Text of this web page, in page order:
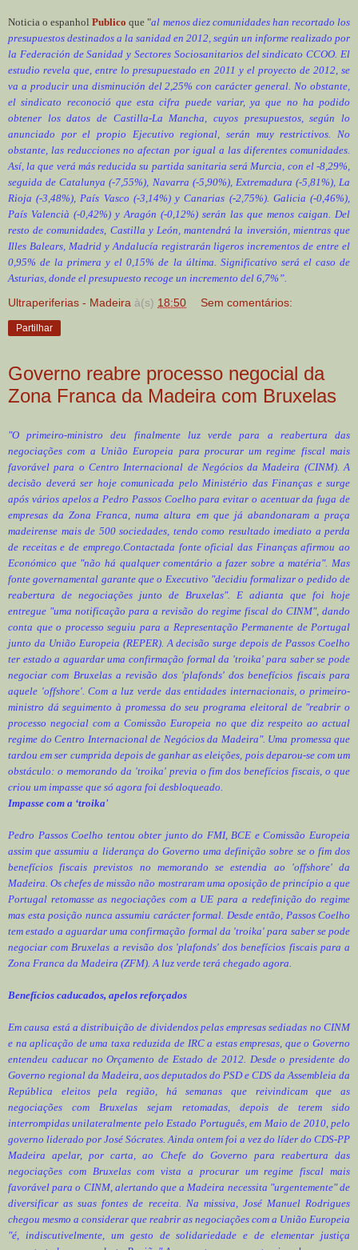
Noticia o espanholPublico que "al menos diez comunidades han recortado los
presupuestos destinados a la sanidad en 2012, según un informe realizado por
la Federación de Sanidad y Sectores Sociosanitarios del sindicato CCOO. El
estudio revela que, entre lo presupuestado en 2011 y el proyecto de 2012, se
va a producir una disminución del 2,25% con carácter general. No obstante,
el sindicato reconoció que esta cifra puede variar, ya que no ha podido
obtener los datos de Castilla-La Mancha, cuyos presupuestos, según lo
anunciado por el propio Ejecutivo regional, serán muy restrictivos. No
obstante, las reducciones no afectan por igual a las diferentes comunidades.
Así, la que verá más reducida su partida sanitaria será Murcia, con el -8,29%,
seguida de Catalunya (-7,55%), Navarra (-5,90%), Extremadura (-5,81%), La
Rioja (-3,48%), País Vasco (-3,14%) y Canarias (-2,75%). Galicia (-0,46%),
País Valencià (-0,42%) y Aragón (-0,12%) serán las que menos caigan. Del
resto de comunidades, Castilla y León, mantendrá la inversión, mientras que
Illes Balears, Madrid y Andalucía registrarán ligeros incrementos de entre el
0,95% de la primera y el 0,15% de la última. Significativo será el caso de
Asturias, donde el presupuesto recoge un incremento del 6,7%”.
Ultraperiferias - Madeira à(s) 18:50 Sem comentários:
Partilhar
Governo reabre processo negocial da
Zona Franca da Madeira com Bruxelas
"O primeiro-ministro deu finalmente luz verde para a reabertura das
negociações com a União Europeia para procurar um regime fiscal mais
favorável para o Centro Internacional de Negócios da Madeira (CINM). A
decisão deverá ser hoje comunicada pelo Ministério das Finanças e surge
após vários apelos a Pedro Passos Coelho para evitar o acentuar da fuga de
empresas da Zona Franca, numa altura em que já abandonaram a praça
madeirense mais de 500 sociedades, tendo como resultado imediato a perda
de receitas e de emprego.Contactada fonte oficial das Finanças afirmou ao
Económico que "não há qualquer comentário a fazer sobre a matéria". Mas
fonte governamental garante que o Executivo "decidiu formalizar o pedido de
reabertura de negociações junto de Bruxelas". E adianta que foi hoje
entregue "uma notificação para a revisão do regime fiscal do CINM", dando
conta que o processo seguiu para a Representação Permanente de Portugal
junto da União Europeia (REPER). A decisão surge depois de Passos Coelho
ter estado a aguardar uma confirmação formal da 'troika' para saber se pode
negociar com Bruxelas a revisão dos 'plafonds' dos benefícios fiscais para
aquele 'offshore'. Com a luz verde das entidades internacionais, o primeiro-
ministro dá seguimento à promessa do seu programa eleitoral de "reabrir o
processo negocial com a Comissão Europeia no que diz respeito ao actual
regime do Centro Internacional de Negócios da Madeira". Uma promessa que
tardou em ser cumprida depois de ganhar as eleições, pois deparou-se com um
obstáculo: o memorando da 'troika' previa o fim dos benefícios fiscais, o que
criou um impasse que só agora foi desbloqueado.
Impasse com a ‘troika'
Pedro Passos Coelho tentou obter junto do FMI, BCE e Comissão Europeia
assim que assumiu a liderança do Governo uma definição sobre se o fim dos
benefícios fiscais previstos no memorando se estendia ao 'offshore' da
Madeira. Os chefes de missão não mostraram uma oposição de princípio a que
Portugal retomasse as negociações com a UE para a redefinição do regime
mas esta posição nunca assumiu carácter formal. Desde então, Passos Coelho
tem estado a aguardar uma confirmação formal da 'troika' para saber se pode
negociar com Bruxelas a revisão dos 'plafonds' dos benefícios fiscais para a
Zona Franca da Madeira (ZFM). A luz verde terá chegado agora.
Benefícios caducados, apelos reforçados
Em causa está a distribuição de dividendos pelas empresas sediadas no CINM
e na aplicação de uma taxa reduzida de IRC a estas empresas, que o Governo
entendeu caducar no Orçamento de Estado de 2012. Desde o presidente do
Governo regional da Madeira, aos deputados do PSD e CDS da Assembleia da
República eleitos pela região, há semanas que reivindicam que as
negociações com Bruxelas sejam retomadas, depois de terem sido
interrompidas unilateralmente pelo Estado Português, em Maio de 2010, pelo
governo liderado por José Sócrates. Ainda ontem foi a vez do líder do CDS-PP
Madeira apelar, por carta, ao Chefe do Governo para reabertura das
negociações com Bruxelas com vista a procurar um regime fiscal mais
favorável para o CINM, alertando que a Madeira necessita "urgentemente" de
diversificar as suas fontes de receita. Na missiva, José Manuel Rodrigues
chegou mesmo a considerar que reabrir as negociações com a União Europeia
"é, indiscutivelmente, um gesto de solidariedade e de elementar justiça